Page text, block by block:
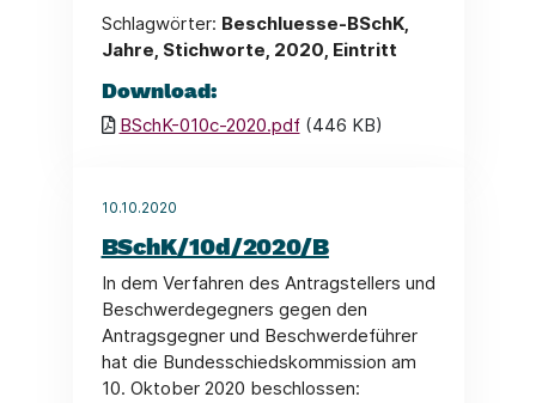
Schlagwörter: Beschluesse-BSchK,
Jahre, Stichworte, 2020, Eintritt
Download:
BSchK-010c-2020.pdf(446 KB)
10.10.2020
BSchK/10d/2020/B
In dem Verfahren des Antragstellers und
Beschwerdegegners gegen den
Antragsgegner und Beschwerdeführer
hat die Bundesschiedskommission am
10. Oktober 2020 beschlossen: